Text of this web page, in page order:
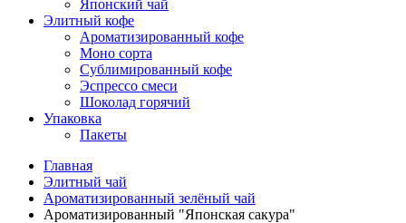
Японский чай
Элитный кофе
Ароматизированный кофе
Моно сорта
Сублимированный кофе
Эспрессо смеси
Шоколад горячий
Упаковка
Пакеты
Главная
Элитный чай
Ароматизированный зелёный чай
Ароматизированный "Японская сакура"